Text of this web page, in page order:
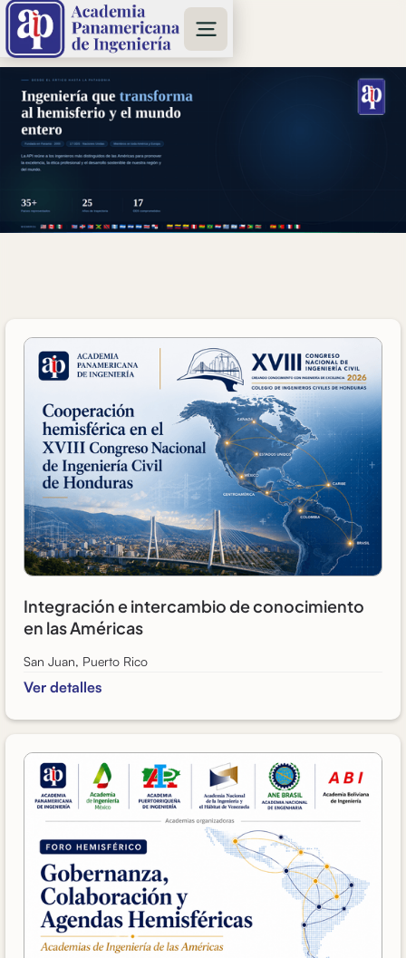
Integración e intercambio de conocimiento
en las Américas
San Juan, Puerto Rico
Ver detalles